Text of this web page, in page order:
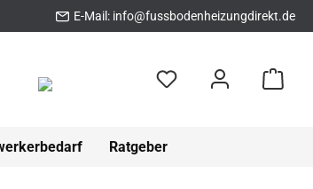
E-Mail: info@fussbodenheizungdirekt.de
Ratgeber